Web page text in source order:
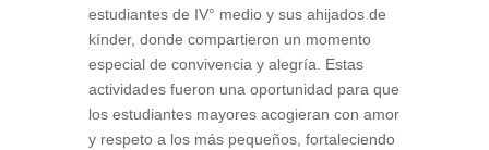
estudiantes de IV° medio y sus ahijados de
kínder, donde compartieron un momento
especial de convivencia y alegría. Estas
actividades fueron una oportunidad para que
los estudiantes mayores acogieran con amor
y respeto a los más pequeños, fortaleciendo